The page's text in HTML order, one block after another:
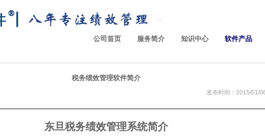
公司首页 服务简介 知识中心 软件产品
税务绩效管理软件简介
发布时间：2015/01/
东旦税务绩效管理系统简介